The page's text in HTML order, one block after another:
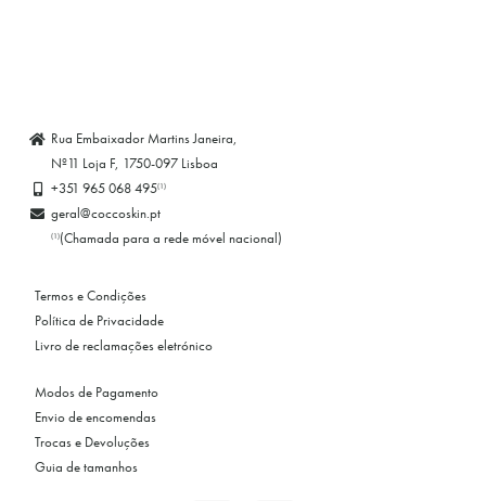
Rua Embaixador Martins Janeira,
Nº11 Loja F, 1750-097 Lisboa
+351 965 068 495(1)
geral@coccoskin.pt
(1)(Chamada para a rede móvel nacional)
Termos e Condições
Política de Privacidade
Livro de reclamações eletrónico
Modos de Pagamento
Envio de encomendas
Trocas e Devoluções
Guia de tamanhos